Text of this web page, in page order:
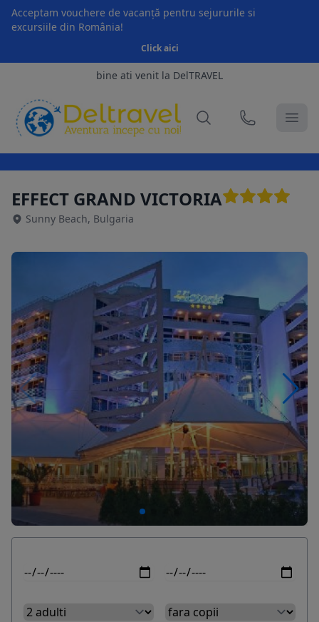
Acceptam vouchere de vacanță pentru sejururile si
excursiile din România!
Click aici
bine ati venit la DelTRAVEL
EFFECT GRAND VICTORIA
Sunny Beach, Bulgaria